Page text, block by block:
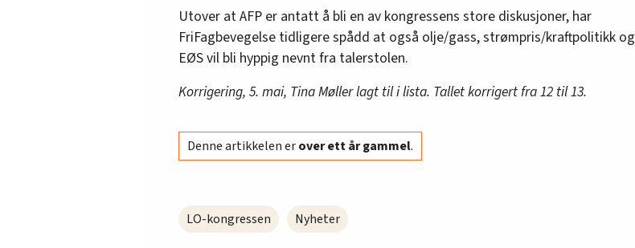
May-Iren Arnøy (nestleder distrikt Trøndelag, leder for klubben til
Telenor Kundeservice)
Tina Møller (klubbleder Infratek, styremedlem Elektrisitetsverkets
fagforeningsrelaterte og/eller politiske verv.)
I tillegg skal elektriker Tonje Fagerbekk Haranes være delegat på
delegasjonssamlinger. Hun er klubbleder i selskapet Elektro Team.
Utover at AFP er antatt å bli en av kongressens store diskusjoner, har
FriFagbevegelse tidligere spådd at også olje/gass, strømpris/kraftpolitikk og
EØS vil bli hyppig nevnt fra talerstolen.
Korrigering, 5. mai, Tina Møller lagt til i lista. Tallet korrigert fra 12 til 13.
Denne artikkelen erover ett år gammel.
LO-kongressen Nyheter